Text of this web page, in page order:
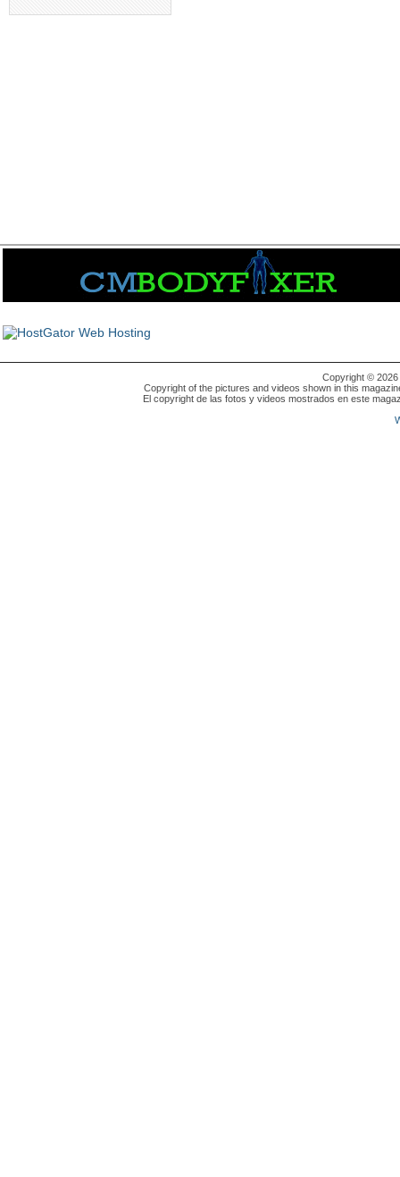
Copyright © 2026
Copyright of the pictures and videos shown in this
El copyright de las fotos y videos mostrados en este